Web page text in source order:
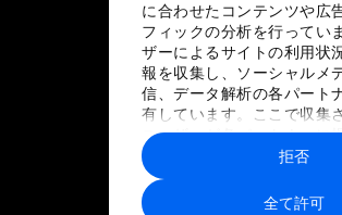
に合わせたコンテンツや広
フィックの分析を行ってい
ザーによるサイトの利用状
報を収集し、ソーシャルメ
信、データ解析の各パート
有しています。ここで収集
ユーザーが各パートナーに
報や各パートナーのサービ
に収集された情報と組み合
トナーによって使用される
全て許可
拒否